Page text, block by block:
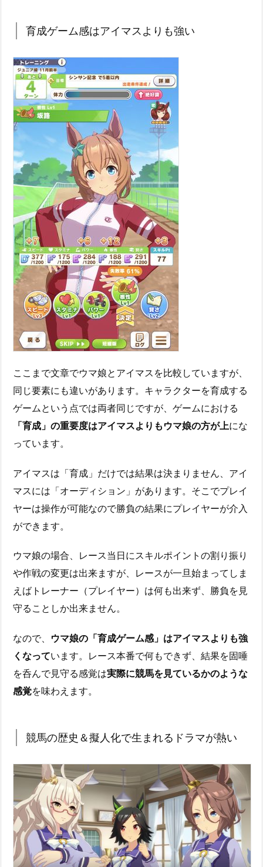
育成ゲーム感はアイマスよりも強い
ここまで文章でウマ娘とアイマスを比較していますが、
同じ要素にも違いがあります。キャラクターを育成する
ゲームという点では両者同じですが、ゲームにおける
「育成」の重要度はアイマスよりもウマ娘の方が上にな
っています。
アイマスは「育成」だけでは結果は決まりません、アイ
マスには「オーディション」があります。そこでプレイ
ヤーは操作が可能なので勝負の結果にプレイヤーが介入
ができます。
ウマ娘の場合、レース当日にスキルポイントの割り振り
や作戦の変更は出来ますが、レースが一旦始まってしま
えばトレーナー（プレイヤー）は何も出来ず、勝負を見
守ることしか出来ません。
なので、 ウマ娘の「育成ゲーム感」はアイマスよりも強
くなっています。レース本番で何もできず、結果を固唾
を呑んで見守る感覚は実際に競馬を見ているかのような
感覚を味わえます。
競馬の歴史＆擬人化で生まれるドラマが熱い